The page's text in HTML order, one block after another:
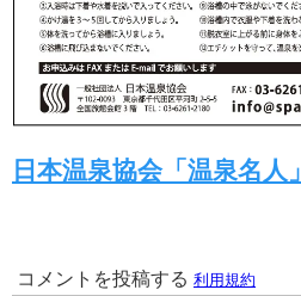
日本温泉協会「温泉名人」